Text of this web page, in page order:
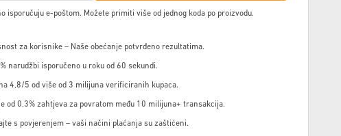
isporučuju e-poštom. Možete primiti više od jednog koda po proizvodu.
za korisnike – Naše obećanje potvrđeno rezultatima.
narudžbi isporučeno u roku od 60 sekundi.
4,8/5 od više od 3 milijuna verificiranih kupaca.
od 0,3% zahtjeva za povratom među 10 milijuna+ transakcija.
s povjerenjem – vaši načini plaćanja su zaštićeni.